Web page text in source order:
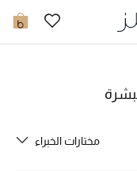
0
مختارات الخبراء